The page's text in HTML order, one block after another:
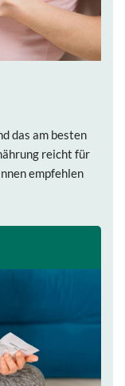
das am besten
reicht für
empfehlen